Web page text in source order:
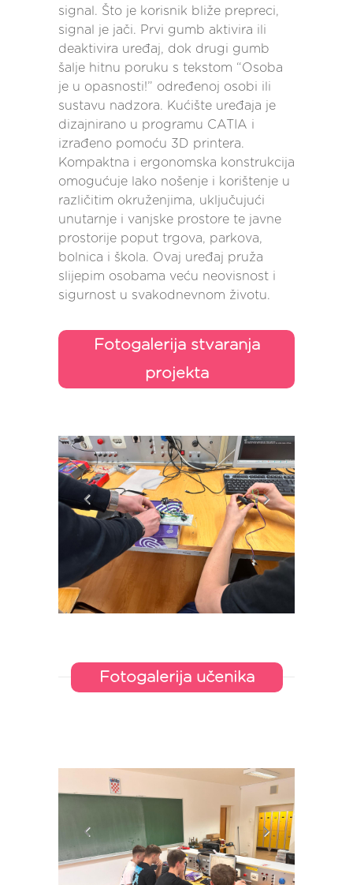
signal. Što je korisnik bliže prepreci,
signal je jači. Prvi gumb aktivira ili
deaktivira uređaj, dok drugi gumb
šalje hitnu poruku s tekstom “Osoba
je u opasnosti!” određenoj osobi ili
sustavu nadzora. Kućište uređaja je
dizajnirano u programu CATIA i
izrađeno pomoću 3D printera.
Kompaktna i ergonomska konstrukcija
omogućuje lako nošenje i korištenje u
različitim okruženjima, uključujući
unutarnje i vanjske prostore te javne
prostorije poput trgova, parkova,
bolnica i škola. Ovaj uređaj pruža
slijepim osobama veću neovisnost i
sigurnost u svakodnevnom životu.
Fotogalerija stvaranja
projekta
Fotogalerija učenika